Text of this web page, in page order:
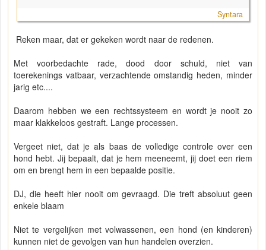
Syntara
Reken maar, dat er gekeken wordt naar de redenen.
Met voorbedachte rade, dood door schuld, niet van
toerekenings vatbaar, verzachtende omstandig heden, minder
jarig etc....
Daarom hebben we een rechtssysteem en wordt je nooit zo
maar klakkeloos gestraft. Lange processen.
Vergeet niet, dat je als baas de volledige controle over een
hond hebt. Jij bepaalt, dat je hem meeneemt, jij doet een riem
om en brengt hem in een bepaalde positie.
DJ, die heeft hier nooit om gevraagd. Die treft absoluut geen
enkele blaam
Niet te vergelijken met volwassenen, een hond (en kinderen)
kunnen niet de gevolgen van hun handelen overzien.